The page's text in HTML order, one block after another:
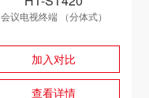
会议电视终端 （分体式）
加入对比
查看详情